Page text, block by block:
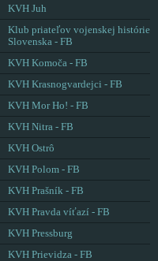
KVH Juh
Klub priateľov vojenskej histórie
Slovenska - FB
KVH Komoča - FB
KVH Krasnogvardejci - FB
KVH Mor Ho! - FB
KVH Nitra - FB
KVH Ostrô
KVH Polom - FB
KVH Prašník - FB
KVH Pravda víťazí - FB
KVH Pressburg
KVH Prievidza - FB